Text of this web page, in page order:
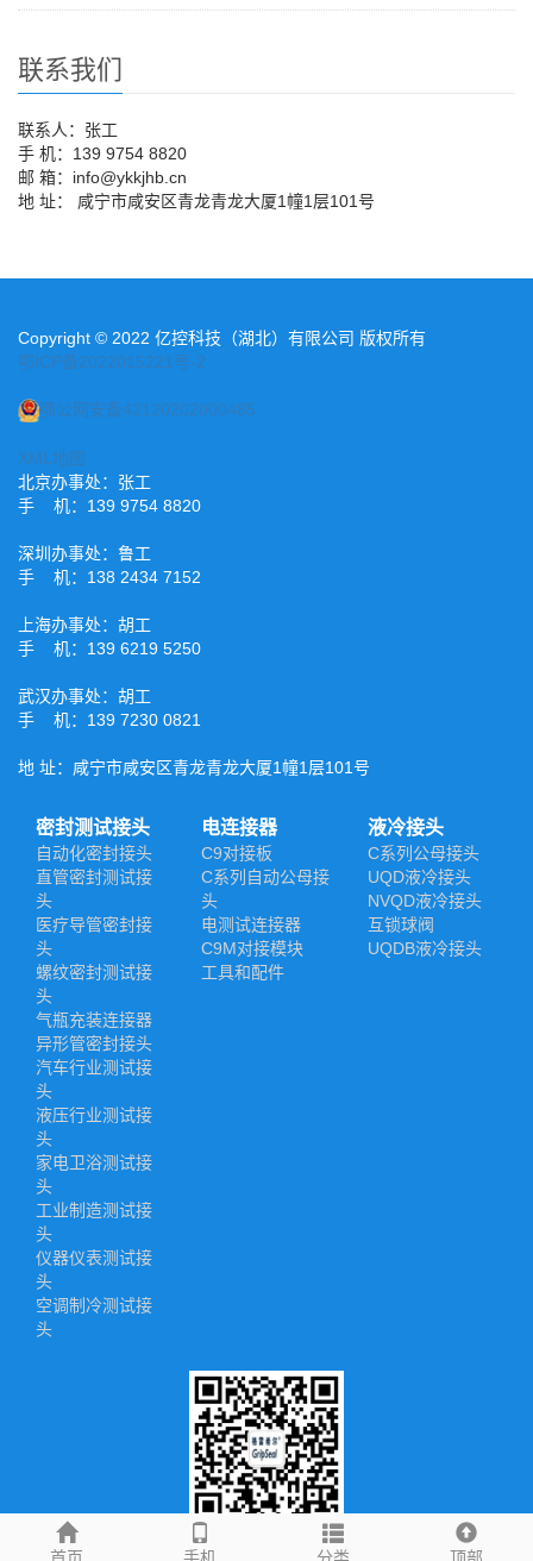
联系我们
联系人：张工
手 机：139 9754 8820
邮 箱：info@ykkjhb.cn
地 址： 咸宁市咸安区青龙青龙大厦1幢1层101号
Copyright © 2022 亿控科技（湖北）有限公司 版权所有
鄂ICP备2022015221号-2
鄂公网安备42120202000485
XML地图
北京办事处：张工
手 机：139 9754 8820
深圳办事处：鲁工
手 机：138 2434 7152
上海办事处：胡工
手 机：139 6219 5250
武汉办事处：胡工
手 机：139 7230 0821
地 址：咸宁市咸安区青龙青龙大厦1幢1层101号
密封测试接头
自动化密封接头
直管密封测试接
头
医疗导管密封接
头
螺纹密封测试接
头
气瓶充装连接器
异形管密封接头
汽车行业测试接
头
液压行业测试接
头
家电卫浴测试接
头
工业制造测试接
头
仪器仪表测试接
头
空调制冷测试接
头
电连接器
C9对接板
C系列自动公母接
头
电测试连接器
C9M对接模块
工具和配件
液冷接头
C系列公母接头
UQD液冷接头
NVQD液冷接头
互锁球阀
UQDB液冷接头